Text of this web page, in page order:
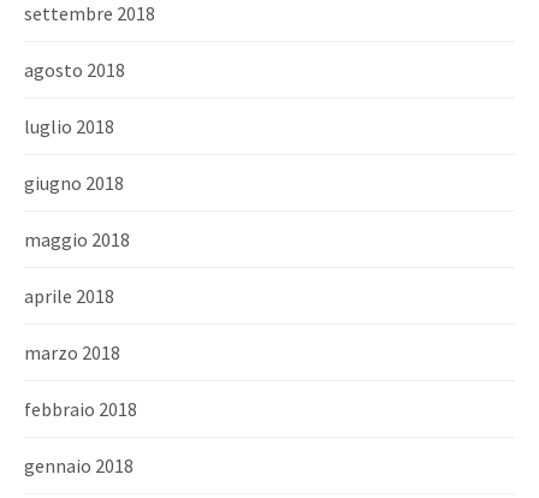
settembre 2018
agosto 2018
luglio 2018
giugno 2018
maggio 2018
aprile 2018
marzo 2018
febbraio 2018
gennaio 2018